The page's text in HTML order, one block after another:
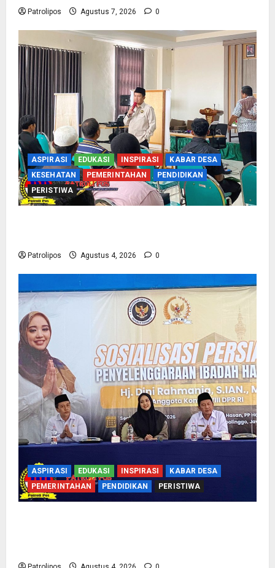
Patrolipos Agustus 7, 2026 0
ASPIRASI EDUKASI INSPIRASI
KABAR DESA
KESEHATAN
PEMERINTAHAN
PENDIDIKAN
PERISTIWA
Patrolipos Agustus 4, 2026 0
ASPIRASI EDUKASI INSPIRASI
KABAR DESA
PEMERINTAHAN
PENDIDIKAN PERISTIWA